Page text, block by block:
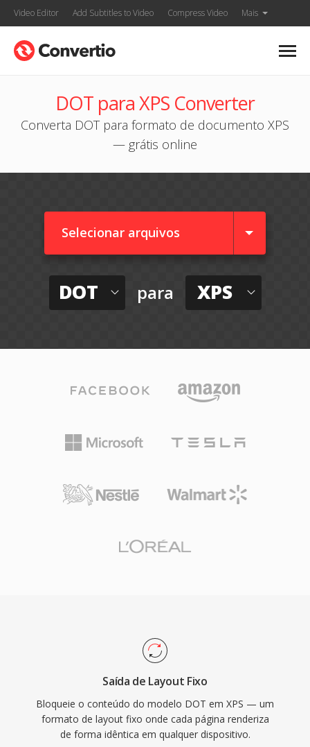
Video Editor Add Subtitles to Video Compress Video Mais
DOT para XPS Converter
Converta DOT para formato de documento XPS
— grátis online
Selecionar arquivos
DOT para XPS
Saída de Layout Fixo
Bloqueie o conteúdo do modelo DOT em XPS — um
formato de layout fixo onde cada página renderiza
de forma idêntica em qualquer dispositivo.